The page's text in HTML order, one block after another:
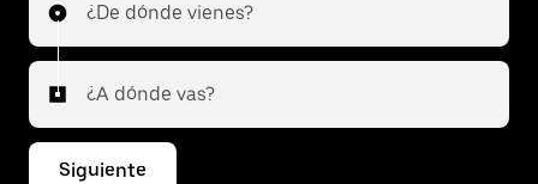
¿De dónde vienes?
¿A dónde vas?
Siguiente